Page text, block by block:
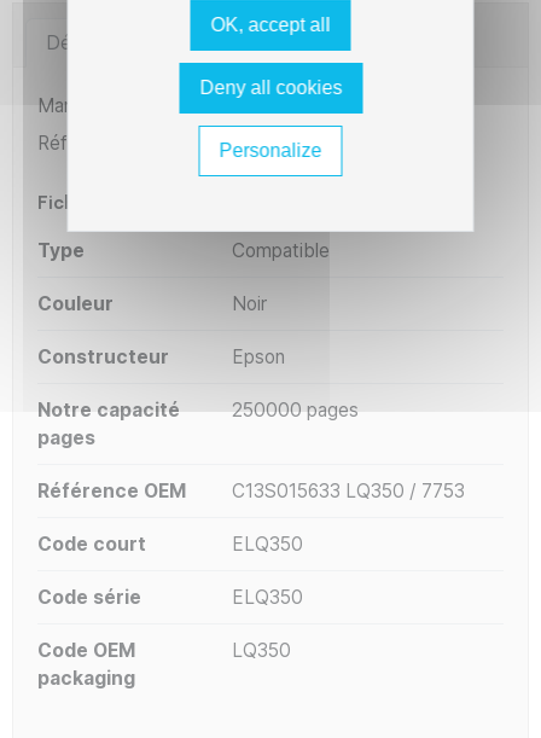
Détails du produit Imprimantes compatibles
Marque
The Premium Solution
Référence
RMELQ350
Fiche technique
Type Compatible
Couleur Noir
Constructeur Epson
Notre capacité
pages
250000 pages
Référence OEM C13S015633 LQ350 / 7753
Code court ELQ350
Code série ELQ350
Code OEM
packaging
LQ350
OK, accept all
Deny all cookies
Personalize